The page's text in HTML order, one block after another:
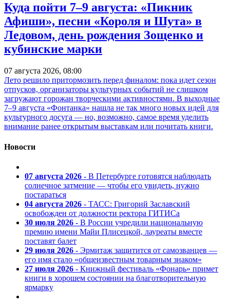
Куда пойти 7–9 августа: «Пикник
Афиши», песни «Короля и Шута» в
Ледовом, день рождения Зощенко и
кубинские марки
07 августа 2026, 08:00
Лето решило притормозить перед финалом: пока идет сезон
отпусков, организаторы культурных событий не слишком
загружают горожан творческими активностями. В выходные
7–9 августа «Фонтанка» нашла не так много новых идей для
культурного досуга — но, возможно, самое время уделить
внимание ранее открытым выставкам или почитать книги.
Новости
07 августа 2026 - В Петербурге готовятся наблюдать
солнечное затмение — чтобы его увидеть, нужно
постараться
04 августа 2026 - ТАСС: Григорий Заславский
освобожден от должности ректора ГИТИСа
30 июля 2026 - В России учредили национальную
премию имени Майи Плисецкой, лауреаты вместе
поставят балет
29 июля 2026 - Эрмитаж защитится от самозванцев —
его имя стало «общеизвестным товарным знаком»
27 июля 2026 - Книжный фестиваль «Фонарь» примет
книги в хорошем состоянии на благотворительную
ярмарку